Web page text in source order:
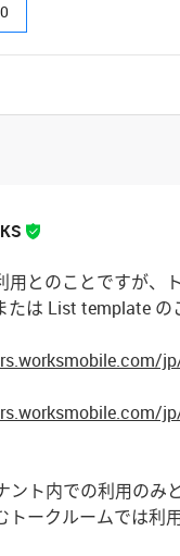
0
用とのことですが、
は List template の
ント内での利用のみ
トークルームでは利